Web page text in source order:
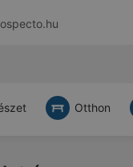
Otthon